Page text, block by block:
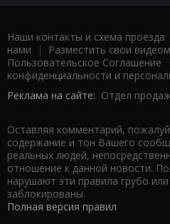
Наши контакты и схема проезда
нами | Разместить свои
Пользовательское Соглашение
конфиденциальности и
Реклама на сайте: Отдел
Оставляя комментарий,
содержание и тон Вашего
реальных людей,
отношение к данной новости.
нарушают эти правила грубо
заблокированы.
Полная версия правил